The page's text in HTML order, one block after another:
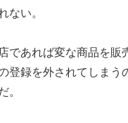
ない。
であれば変な商品を販
登録を外されてしまう
。